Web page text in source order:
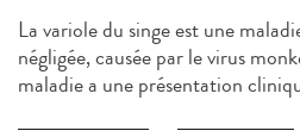
La variole du singe est une
négligée, causée par le virus
maladie a une présentation